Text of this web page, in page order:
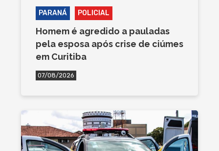
PARANÁ POLICIAL
Homem é agredido a pauladas
pela esposa após crise de ciúmes
em Curitiba
07/08/2026